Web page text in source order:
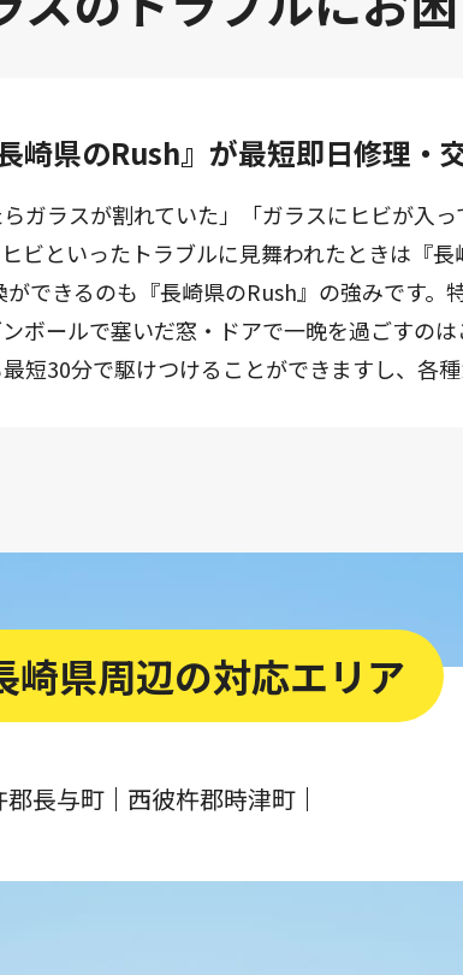
崎県のRush』が最短即日修理・
ガラスが割れていた」「ガラスにヒビが入
ビといったトラブルに見舞われたときは『
できるのも『長崎県のRush』の強みです。
ボールで塞いだ窓・ドアで一晩を過ごすの
短30分で駆けつけることができますし、各
崎県周辺の対応エリア
郡長与町 西彼杵郡時津町